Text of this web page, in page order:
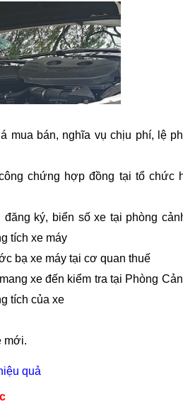
mua bán, nghĩa vụ chịu phí, lệ
chứng hợp đồng tại tổ chức
ký, biển số xe tại phòng
tích xe máy
bạ xe máy tại cơ quan thuế
xe đến kiểm tra tại Phòng
tích của xe
mới.
quả